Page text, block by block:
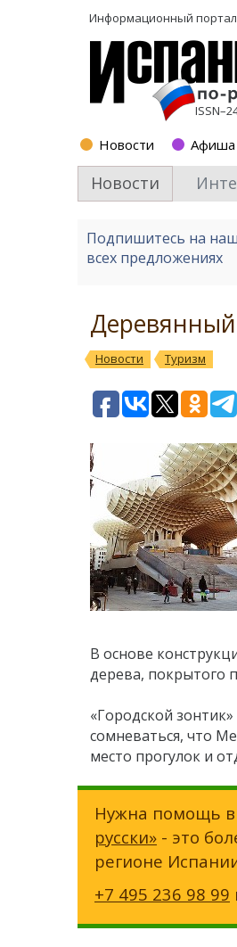
Информационный
Новости Афиша
Новости
Подпишитесь на
всех предложениях
Деревянный
Новости Туризм
В основе
дерева, покрытого
«Городской
сомневаться, что
место прогулок и
Нужна помощь в
русски» - это
регионе
+7 495 236 98 99